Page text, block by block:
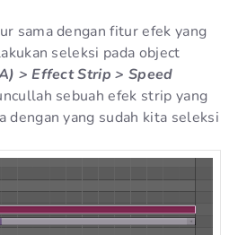
sama dengan fitur efek yang
seleksi pada object
> Effect Strip > Speed
sebuah efek strip yang
dengan yang sudah kita seleksi